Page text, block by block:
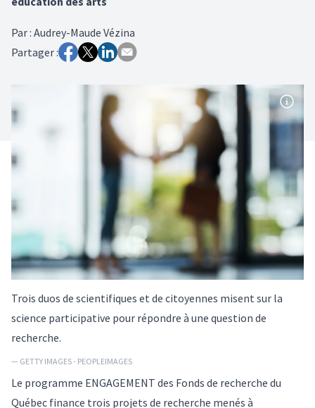
Par: Audrey-Maude Vézina
Partager :
Trois duos de scientifiques et de citoyennes misent sur la
science participative pour répondre à une question de
recherche.
— GETTY IMAGES - PEOPLEIMAGES
Le programme ENGAGEMENT des Fonds de recherche du
Québec finance trois projets de recherche menés à